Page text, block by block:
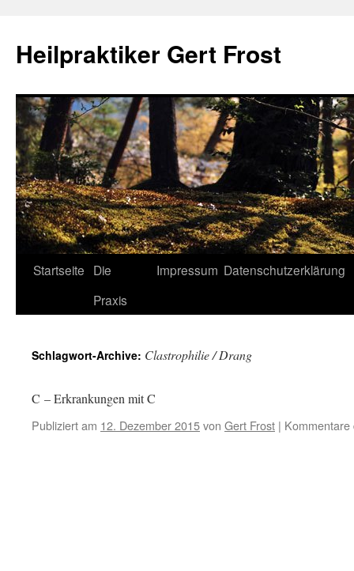
Heilpraktiker Gert Frost
Zum
Startseite Die
Praxis
Impressum Datenschutzerklärung
Schlagwort-Archive: Clastrophilie / Drang
C – Erkrankungen mit C
Publiziert am 12. Dezember 2015von Gert Frost | Kommentare